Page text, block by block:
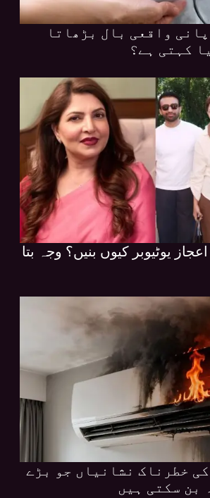
واقعی بال بڑھاتا
کہتی ہے؟
یوٹیوبر کیوں بنیں؟ وجہ بتا
خطرناک نشانیاں جو بڑے
بن سکتی ہیں